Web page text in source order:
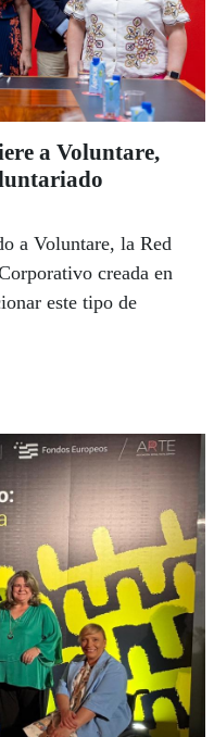
a Voluntare,
a Voluntare, la Red
creada en
este tipo de